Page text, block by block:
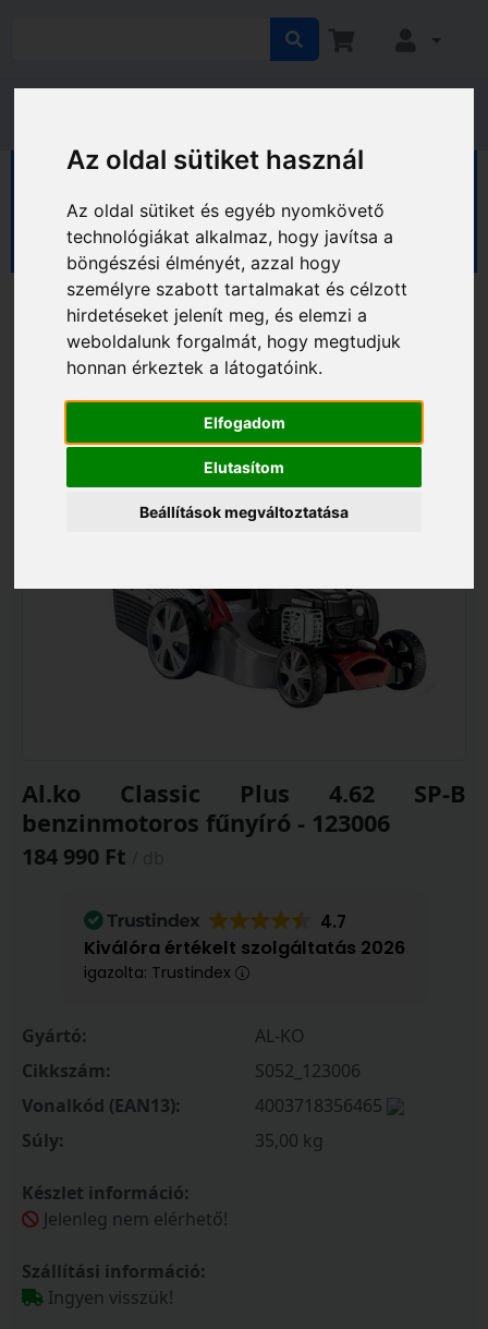
Az oldal sütiket használ
Az oldal sütiket és egyéb nyomkövető
technológiákat alkalmaz, hogy javítsa a
böngészési élményét, azzal hogy
személyre szabott tartalmakat és célzott
hirdetéseket jelenít meg, és elemzi a
weboldalunk forgalmát, hogy megtudjuk
honnan érkeztek a látogatóink.
Elfogadom
Elutasítom
Beállítások megváltoztatása
Fű- és lombápolás
Fűnyírók
Benzines fűnyírók
Al.ko Classic Plus 4.62 SP-B
benzinmotoros fűnyíró - 123006
184 990 Ft
4.7
Kiválóra értékelt szolgáltatás 2026
igazolta: Trustindex
Gyártó:
AL-KO
Cikkszám:
S052_123006
Vonalkód (EAN13):
4003718356465
Súly:
35,00 kg
Készlet információ:
Jelenleg nem elérhető!
Szállítási információ:
Ingyen visszük!